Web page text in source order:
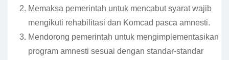
Memaksa pemerintah untuk mencabut syarat wajib
mengikuti rehabilitasi dan Komcad pasca amnesti.
Mendorong pemerintah untuk mengimplementasikan
program amnesti sesuai dengan standar-standar